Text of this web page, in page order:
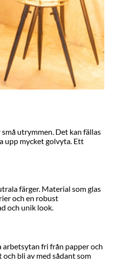
utrymmen. Det kan fällas
upp mycket golvyta. Ett
färger. Material som glas
och en robust
och unik look.
fri från papper och
bli av med sådant som